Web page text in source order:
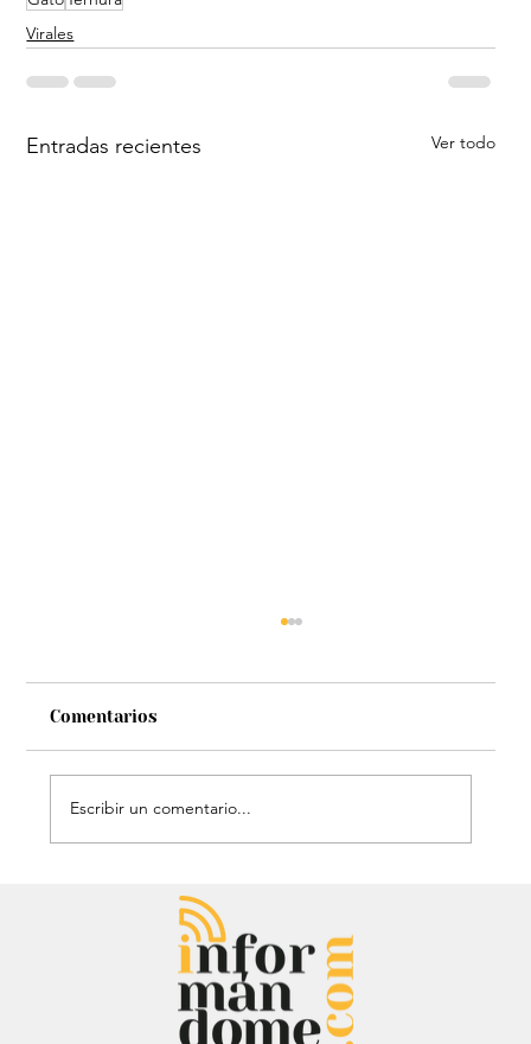
Virales
Entradas recientes Ver todo
Héroe de cuatro patas: Perrito
policía sorprendió con técnica de
Comentarios
Escribir un comentario...